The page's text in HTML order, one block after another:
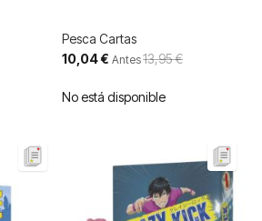
Pesca Cartas
Precio
especial
10,04 € Antes13,95 €
No está disponible